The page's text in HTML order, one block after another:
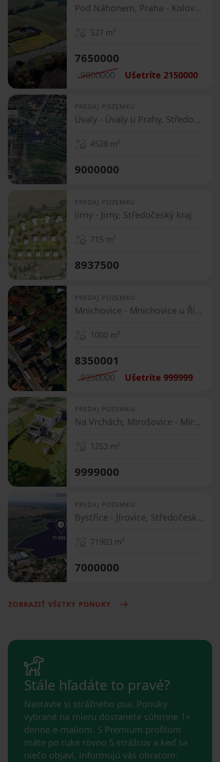
Pod Náhonem, Praha - Kolovraty
527 m²
7650000
9800000 Ušetríte 2150000
PREDAJ POZEMKU
Úvaly - Úvaly u Prahy, Středočeský kraj
4528 m²
9000000
PREDAJ POZEMKU
Jirny - Jirny, Středočeský kraj
715 m²
8937500
PREDAJ POZEMKU
Mnichovice - Mnichovice u Říčan, Středočeský kraj
1000 m²
8350001
9350000 Ušetríte 999999
PREDAJ POZEMKU
Na Vrchách, Mirošovice - Mirošovice u Říčan, Středočeský kraj
1253 m²
9999000
PREDAJ POZEMKU
Bystřice - Jírovice, Středočeský kraj
71903 m²
7000000
ZOBRAZIŤ VŠETKY PONUKY
Stále hľadáte to pravé?
Nastavte si strážneho psa. Ponuky
vybrané na mieru dostanete súhrnne 1×
denne e-mailom. S Premium profilom
máte po ruke rovno 5 strážcov a keď sa
niečo objaví, informujú vás obratom.